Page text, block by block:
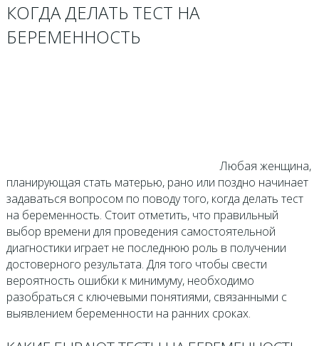
КОГДА ДЕЛАТЬ ТЕСТ НА
БЕРЕМЕННОСТЬ
Любая женщина,
планирующая стать матерью, рано или поздно начинает
задаваться вопросом по поводу того, когда делать тест
на беременность. Стоит отметить, что правильный
выбор времени для проведения самостоятельной
диагностики играет не последнюю роль в получении
достоверного результата. Для того чтобы свести
вероятность ошибки к минимуму, необходимо
разобраться с ключевыми понятиями, связанными с
выявлением беременности на ранних сроках.